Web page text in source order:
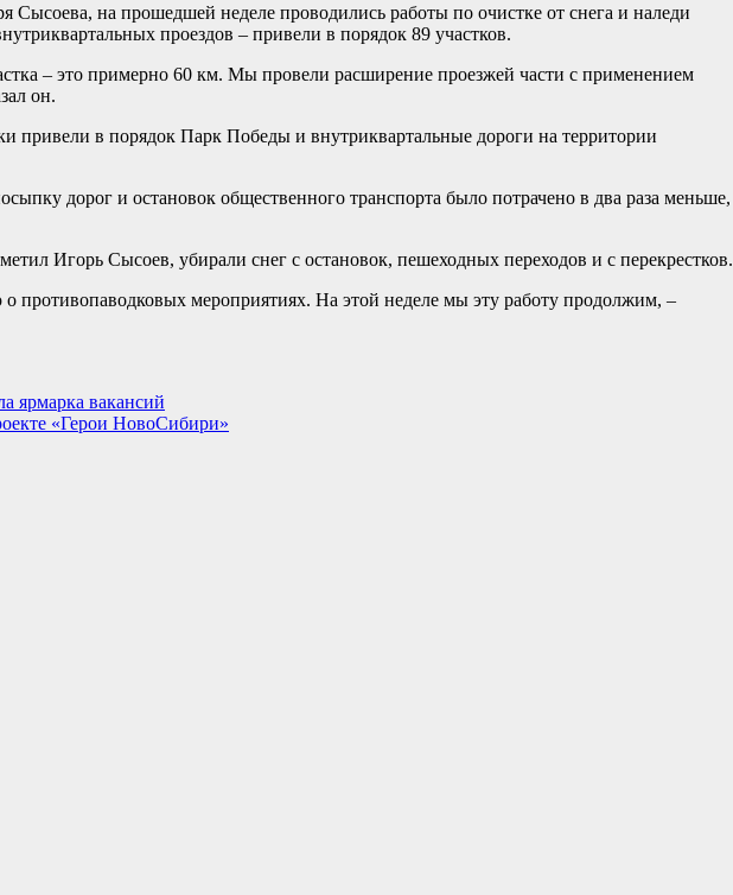
на прошедшей неделе проводились работы по очистке от снега и наледи
проездов – привели в порядок 89 участков.
– это примерно 60 км. Мы провели расширение проезжей части с применением
он.
привели в порядок Парк Победы и внутриквартальные дороги на территории
дорог и остановок общественного транспорта было потрачено в два раза меньше,
Игорь Сысоев, убирали снег с остановок, пешеходных переходов и с перекрестков.
противопаводковых мероприятиях. На этой неделе мы эту работу продолжим, –
ярмарка вакансий
«Герои НовоСибири»